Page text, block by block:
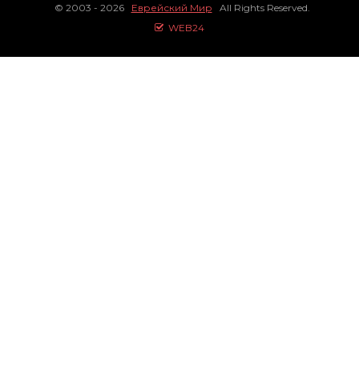
© 2003 - 2026 Еврейский Мир All Rights Reserved.
WEB24